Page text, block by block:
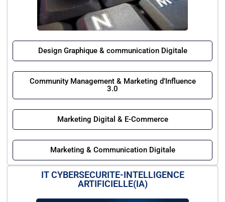
Design Graphique & communication Digitale
Community Management & Marketing d’Influence
3.0
Marketing Digital & E-Commerce
Marketing & Communication Digitale
IT CYBERSECURITE-INTELLIGENCE
ARTIFICIELLE(IA)